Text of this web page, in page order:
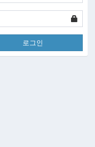
로그인